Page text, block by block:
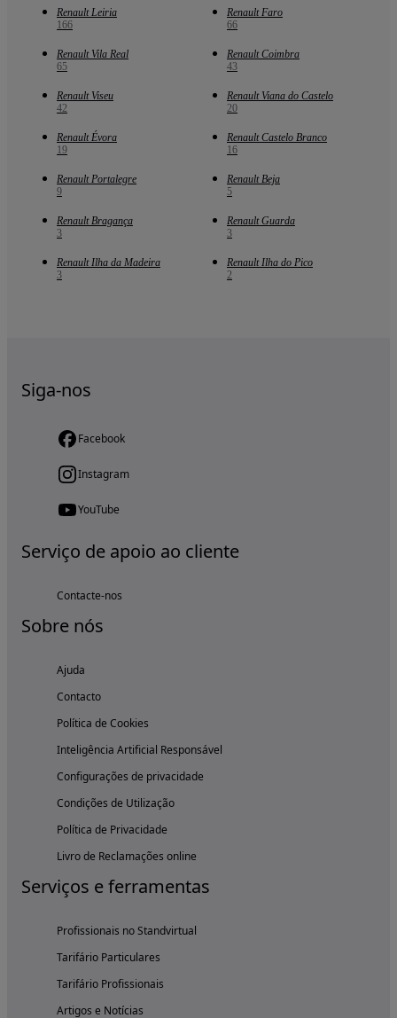
Renault Leiria
166
Renault Faro
66
Renault Vila Real
65
Renault Coimbra
43
Renault Viseu
42
Renault Viana do Castelo
20
Renault Évora
19
Renault Castelo Branco
16
Renault Portalegre
9
Renault Beja
5
Renault Bragança
3
Renault Guarda
3
Renault Ilha da Madeira
3
Renault Ilha do Pico
2
Siga-nos
Facebook
Instagram
YouTube
Serviço de apoio ao cliente
Contacte-nos
Sobre nós
Ajuda
Contacto
Política de Cookies
Inteligência Artificial Responsável
Configurações de privacidade
Condições de Utilização
Política de Privacidade
Livro de Reclamações online
Serviços e ferramentas
Profissionais no Standvirtual
Tarifário Particulares
Tarifário Profissionais
Artigos e Notícias